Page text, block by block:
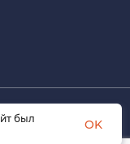
защищены
был
OK